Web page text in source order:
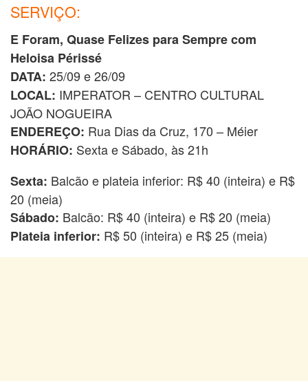
SERVIÇO:
E Foram, Quase Felizes para Sempre com
Heloisa Périssé
DATA: 25/09 e 26/09
LOCAL: IMPERATOR – CENTRO CULTURAL
JOÃO NOGUEIRA
ENDEREÇO: Rua Dias da Cruz, 170 – Méier
HORÁRIO: Sexta e Sábado, às 21h
Sexta: Balcão e plateia inferior: R$ 40 (inteira) e R$
20 (meia)
Sábado: Balcão: R$ 40 (inteira) e R$ 20 (meia)
Plateia inferior: R$ 50 (inteira) e R$ 25 (meia)